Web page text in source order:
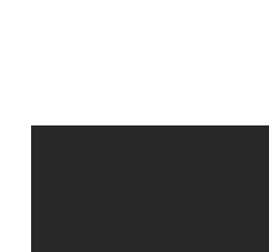
בזה הוא שכל שיש
כל מין ומין